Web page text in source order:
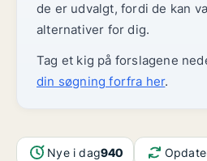
de er udvalgt, fordi de kan
alternativer for dig.
Tag et kig på forslagene
din søgning forfra her.
Nye i dag940